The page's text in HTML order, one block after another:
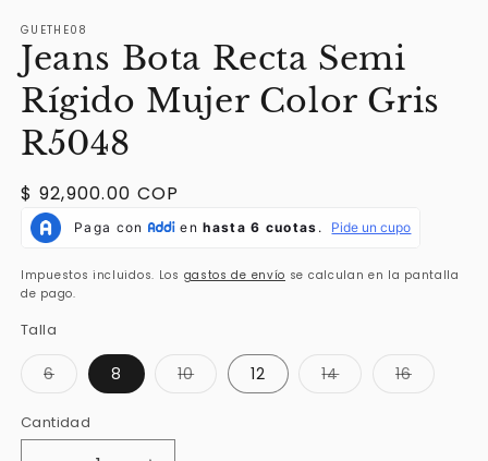
GUETHE08
Jeans Bota Recta Semi
Rígido Mujer Color Gris
R5048
Precio
habitual
$ 92,900.00 COP
Impuestos incluidos. Los gastos de envío se calculan en la pantalla
de pago.
Talla
6Variante
agotada
no
disponible
8 10Variante
agotada
12 14Variante
16Variante
Cantidad
Cantidad